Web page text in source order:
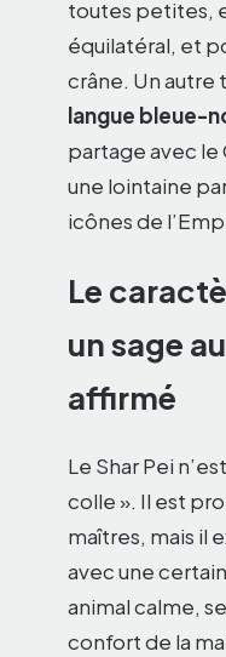
toutes petites,
équilatéral, et
crâne. Un autre
langue bleue-
partage avec
une lointaine
icônes de
Le
un sage
affirmé
Le Shar Pei
colle ». Il est
maîtres, mais il
avec une
animal calme,
confort de la